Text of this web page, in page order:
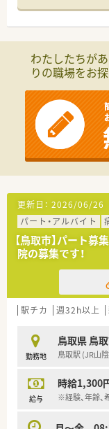
■管理薬剤師
■調剤・投薬
願いいたしま
■皮膚科の処方
■電子薬歴、分
＜研修制度＞
■ご入職後は実
■毎月1回研修
す。
また、入社数
他の店舗や医
＜法人特徴＞
■鳥取県・岡山
薬局です。
転居を伴う異
い方におすす
■創業50年以
■社長も薬剤
す。
＜こんな方に
■管理薬剤師
等々…少しで
わたしたちが
りの職場をお
更新日： 2026/06/26
パート・アルバイト
【鳥取市】パート
院の募集です！
駅チカ 週32h以上
勤務地
鳥取県 鳥
鳥取駅 (JR山
給与
時給1,300
※経験、年齢